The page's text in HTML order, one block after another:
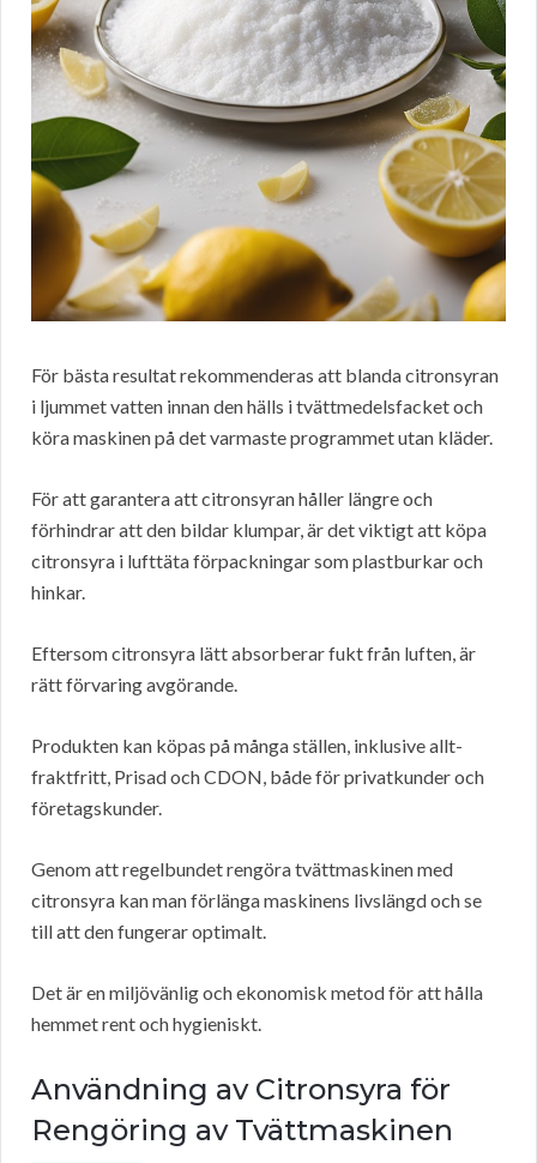
För bästa resultat rekommenderas att blanda citronsyran
i ljummet vatten innan den hälls i tvättmedelsfacket och
köra maskinen på det varmaste programmet utan kläder.
För att garantera att citronsyran håller längre och
förhindrar att den bildar klumpar, är det viktigt att köpa
citronsyra i lufttäta förpackningar som plastburkar och
hinkar.
Eftersom citronsyra lätt absorberar fukt från luften, är
rätt förvaring avgörande.
Produkten kan köpas på många ställen, inklusive allt-
fraktfritt, Prisad och CDON, både för privatkunder och
företagskunder.
Genom att regelbundet rengöra tvättmaskinen med
citronsyra kan man förlänga maskinens livslängd och se
till att den fungerar optimalt.
Det är en miljövänlig och ekonomisk metod för att hålla
hemmet rent och hygieniskt.
Användning av Citronsyra för
Rengöring av Tvättmaskinen